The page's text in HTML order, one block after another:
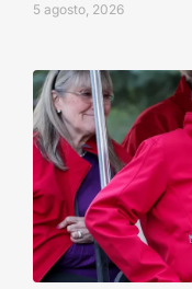
5 agosto, 2026